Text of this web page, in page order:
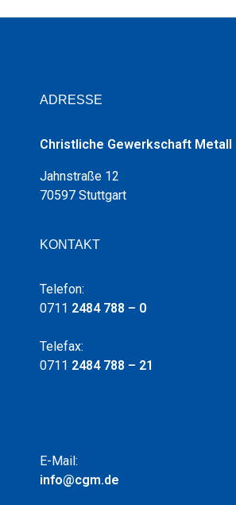
ADRESSE
Christliche Gewerkschaft Metall
Jahnstraße 12
70597 Stuttgart
KONTAKT
Telefon:
0711 2484 788 – 0
Telefax:
0711 2484 788 – 21
E-Mail:
info@cgm.de